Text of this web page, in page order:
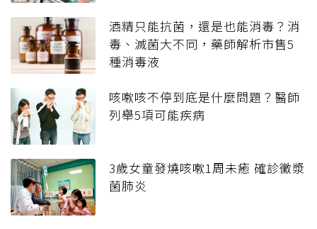
酒精只能抗菌，還是也能消毒？消
毒、滅菌大不同，藥師解析市售5
種消毒液
咳嗽咳不停到底是什麼問題？醫師
列舉5項可能疾病
3歲女童發燒咳嗽1周未癒 確診黴漿
菌肺炎